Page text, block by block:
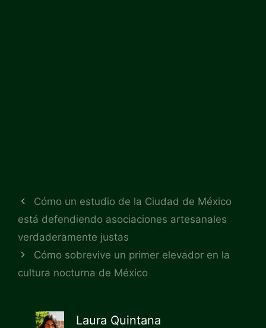
Cómo un estudio de la Ciudad de México
está defendiendo asociaciones artesanales
verdaderamente justas
Cómo sobrevive un primer elevador en la
cultura nocturna de México
Laura Quintana